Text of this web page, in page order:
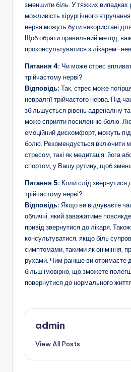
зменшити біль. У тяжких випадках
можливість хірургічного
нерва можуть бути використані
Щоб обрати правильний метод,
проконсультуватися з лікарем-
Питання 4: Чи може стрес
трійчастому нерві?
Відповідь: Так, стрес може
невралгії трійчастого нерва. Під
збільшується рівень адреналіну
може сприяти посиленню болю.
емоційний дискомфорт, можуть
болю. Рекомендується включити
стресом, такі як медитація, йога
спортом, у Вашу рутину, щоб
Питання 5: Коли слід звернутися
трійчастому нерві?
Відповідь: Якщо ви відчуваєте
обличчі, який заважатиме
привід звернутися до лікаря.
консультуватися, якщо біль
симптомами, такими як оніміння,
рухами. Чим раніше ви отримаєте
більш імовірно, що зможете
повернутися до нормального
admin
View All Posts